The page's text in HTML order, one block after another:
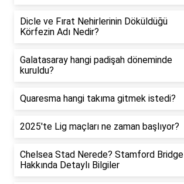
Dicle ve Fırat Nehirlerinin Döküldüğü
Körfezin Adı Nedir?
Galatasaray hangi padişah döneminde
kuruldu?
Quaresma hangi takıma gitmek istedi?
2025'te Lig maçları ne zaman başlıyor?
Chelsea Stad Nerede? Stamford Bridge
Hakkında Detaylı Bilgiler